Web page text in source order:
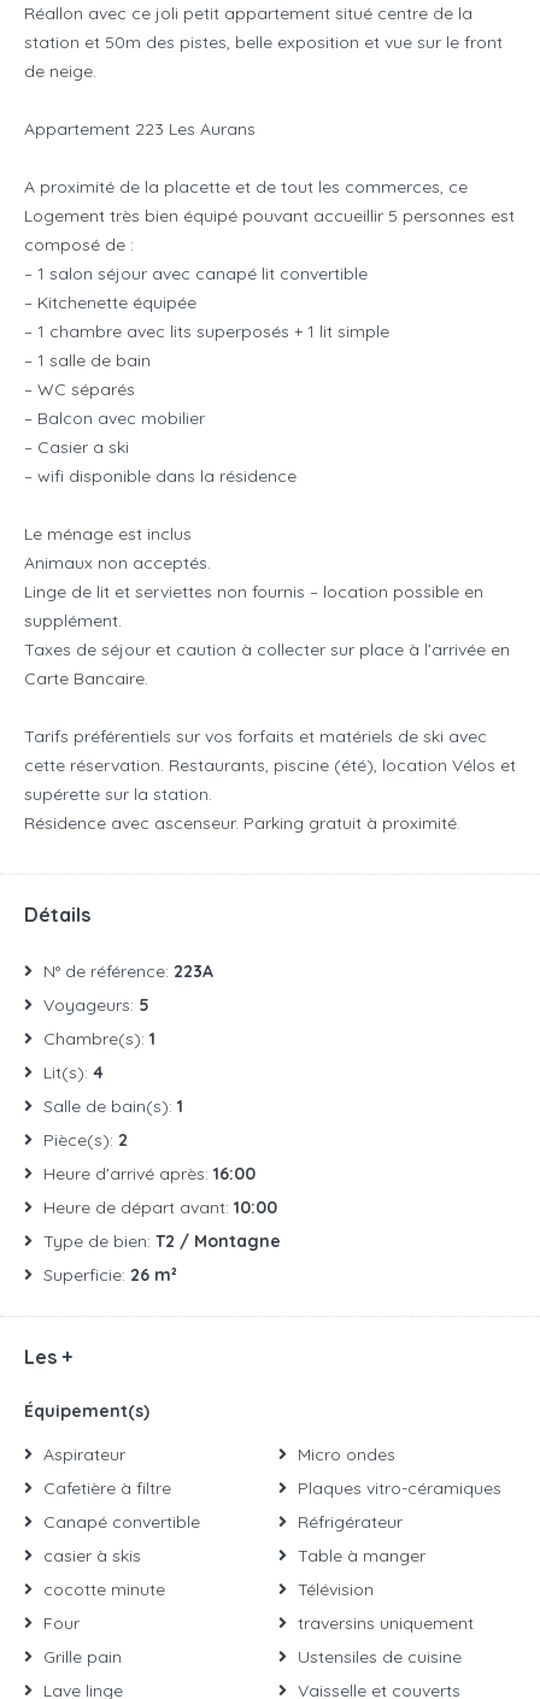
Réallon avec ce joli petit appartement situé centre de la
station et 50m des pistes, belle exposition et vue sur le front
de neige.
Appartement 223 Les Aurans
A proximité de la placette et de tout les commerces, ce
Logement très bien équipé pouvant accueillir 5 personnes est
composé de :
– 1 salon séjour avec canapé lit convertible
– Kitchenette équipée
– 1 chambre avec lits superposés + 1 lit simple
– 1 salle de bain
– WC séparés
– Balcon avec mobilier
– Casier a ski
– wifi disponible dans la résidence
Le ménage est inclus
Animaux non acceptés.
Linge de lit et serviettes non fournis – location possible en
supplément.
Taxes de séjour et caution à collecter sur place à l’arrivée en
Carte Bancaire.
Tarifs préférentiels sur vos forfaits et matériels de ski avec
cette réservation. Restaurants, piscine (été), location Vélos et
supérette sur la station.
Résidence avec ascenseur. Parking gratuit à proximité.
Détails
N° de référence: 223A
Voyageurs: 5
Chambre(s): 1
Lit(s): 4
Salle de bain(s): 1
Pièce(s): 2
Heure d'arrivé après: 16:00
Heure de départ avant: 10:00
Type de bien: T2 / Montagne
Superficie: 26 m²
Les +
Équipement(s)
Aspirateur
Cafetière à filtre
Canapé convertible
casier à skis
cocotte minute
Four
Grille pain
Lave linge
Micro ondes
Plaques vitro-céramiques
Réfrigérateur
Table à manger
Télévision
traversins uniquement
Ustensiles de cuisine
Vaisselle et couverts